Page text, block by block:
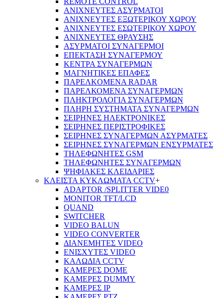
ΑΝΙΧΝΕΥΤΕΣ ΑΣΥΡΜΑΤΟΙ
ΑΝΙΧΝΕΥΤΕΣ ΕΞΩΤΕΡΙΚΟΥ ΧΩΡΟΥ
ΑΝΙΧΝΕΥΤΕΣ ΕΣΩΤΕΡΙΚΟΥ ΧΩΡΟΥ
ΑΝΙΧΝΕΥΤΕΣ ΘΡΑΥΣΗΣ
ΑΣΥΡΜΑΤΟΙ ΣΥΝΑΓΕΡΜΟΙ
ΕΠΕΚΤΑΣΗ ΣΥΝΑΓΕΡΜΟΥ
ΚΕΝΤΡΑ ΣΥΝΑΓΕΡΜΩΝ
ΜΑΓΝΗΤΙΚΕΣ ΕΠΑΦΕΣ
ΠΑΡΕΛΚOΜΕΝΑ RADAR
ΠΑΡΕΛΚΟΜΕΝΑ ΣΥΝΑΓΕΡΜΩΝ
ΠΛΗΚΤΡΟΛΟΓΙΑ ΣΥΝΑΓΕΡΜΩΝ
ΠΛΗΡΗ ΣΥΣΤΗΜΑΤΑ ΣΥΝΑΓΕΡΜΩΝ
ΣΕΙΡΗΝΕΣ ΗΛΕΚΤΡΟΝΙΚΕΣ
ΣΕΙΡΗΝΕΣ ΠΕΡΙΣΤΡΟΦΙΚΕΣ
ΣΕΙΡΗΝΕΣ ΣΥΝΑΓΕΡΜΩΝ ΑΣΥΡΜΑΤΕΣ
ΣΕΙΡΗΝΕΣ ΣΥΝΑΓΕΡΜΩΝ ΕΝΣΥΡΜΑΤΕΣ
ΤΗΛΕΦΩΝΗΤΕΣ GSM
ΤΗΛΕΦΩΝΗΤΕΣ ΣΥΝΑΓΕΡΜΩΝ
ΨΗΦΙΑΚΕΣ ΚΛΕΙΔΑΡΙΕΣ
ΚΛΕΙΣΤΑ ΚΥΚΛΩΜΑΤΑ CCTV+
ADAPTOR /SPLITTER VIDE0
MONITOR TFT/LCD
QUAND
SWITCHER
VIDEO BALUN
VIDEO CONVERTER
ΔΙΑΝΕΜΗΤΕΣ VIDEO
ΕΝΙΣΧΥΤΕΣ VIDEO
ΚΑΛΩΔΙΑ CCTV
ΚΑΜΕΡΕΣ DOME
ΚΑΜΕΡΕΣ DUMMY
ΚΑΜΕΡΕΣ IP